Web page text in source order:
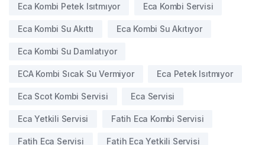
Eca Kombi Petek Isıtmıyor Eca Kombi Servisi
Eca Kombi Su Akıttı Eca Kombi Su Akıtıyor
Eca Kombi Su Damlatıyor
ECA Kombi Sıcak Su Vermiyor Eca Petek Isıtmıyor
Eca Scot Kombi Servisi Eca Servisi
Eca Yetkili Servisi Fatih Eca Kombi Servisi
Fatih Eca Servisi Fatih Eca Yetkili Servisi